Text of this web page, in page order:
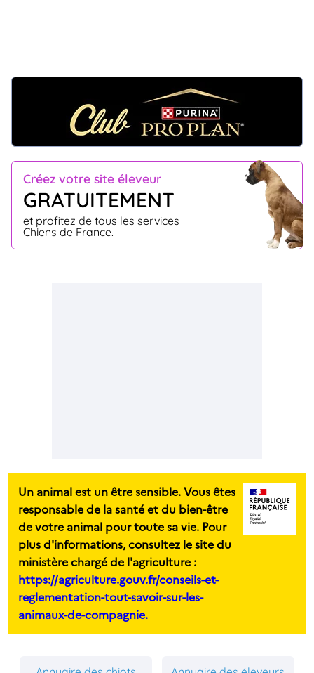
Créez votre site éleveur
GRATUITEMENT
et profitez de tous les services
Chiens de France.
Un animal est un être sensible. Vous êtes
responsable de la santé et du bien-être
de votre animal pour toute sa vie. Pour
plus d'informations, consultez le site du
ministère chargé de l'agriculture :
https://agriculture.gouv.fr/conseils-et-
reglementation-tout-savoir-sur-les-
animaux-de-compagnie.